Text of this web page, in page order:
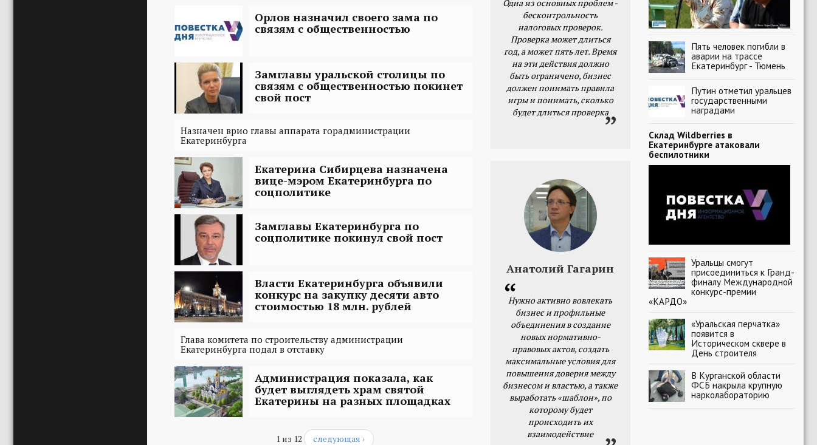
Орлов назначил своего зама по
связям с общественностью
Замглавы уральской столицы по
связям с общественностью покинет
свой пост
Назначен врио главы аппарата горадминистрации
Екатеринбурга
Екатерина Сибирцева назначена
вице-мэром Екатеринбурга по
соцполитике
Замглавы Екатеринбурга по
соцполитике покинул свой пост
Власти Екатеринбурга объявили
конкурс на закупку десяти авто
стоимостью 18 млн. рублей
Глава комитета по строительству администрации
Екатеринбурга подал в отставку
Администрация показала, как
будет выглядеть храм святой
Екатерины на разных площадках
1 из 12 следующая ›
Одна из основных проблем -
бесконтрольность
налоговых проверок.
Проверка может длиться
год, а может пять лет. Время
на эти действия должно
быть ограничено, бизнес
должен понимать правила
игры и понимать, сколько
будет длиться проверка
Анатолий Гагарин
Нужно активно вовлекать
бизнес и профильные
объединения в создание
новых нормативно-
правовых актов, создать
максимальные условия для
повышения доверия между
бизнесом и властью, а также
выработать «шаблон», по
которому будет
происходить их
взаимодействие
Пять человек погибли в
аварии на трассе
Екатеринбург - Тюмень
Путин отметил уральцев
государственными
наградами
Склад Wildberries в
Екатеринбурге атаковали
беспилотники
Уральцы смогут
присоединиться к Гранд-
финалу Международной
конкурс-премии
«КАРДО»
«Уральская перчатка»
появится в
Историческом сквере в
День строителя
В Курганской области
ФСБ накрыла крупную
нарколабораторию